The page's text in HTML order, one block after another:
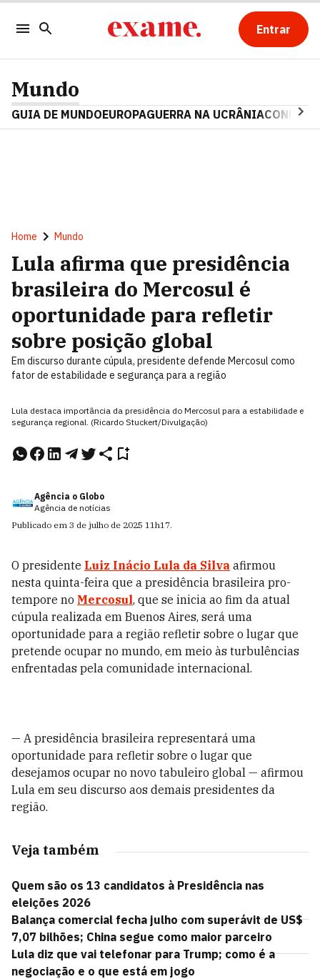
Entrar
Mundo
GUIA DE MUNDOEUROPAGUERRA NA UCRÂNIA
Home Mundo
Lula afirma que presidência
brasileira do Mercosul é
oportunidade para refletir
sobre posição global
Em discurso durante cúpula, presidente defende Mercosul como
fator de estabilidade e segurança para a região
Lula destaca importância da presidência do Mercosul para a estabilidade e
segurança regional. (Ricardo Stuckert/Divulgação)
Agência o Globo
Agência de notícias
Publicado em 3 de julho de 2025 11h17.
O presidente Luiz Inácio Lula da Silva afirmou
nesta quinta-feira que a presidência brasileira pro-
tempore no Mercosul, que se inicia ao fim da atual
cúpula realizada em Buenos Aires, será uma
oportunidade para a região refletir sobre o lugar que
pretende ocupar no mundo, em meio às turbulências
enfrentadas pela comunidade internacional.
— A presidência brasileira representará uma
oportunidade para refletir sobre o lugar que
desejamos ocupar no novo tabuleiro global — afirmou
Lula em seu discurso aos demais presidentes da
região.
Veja também
Quem são os 13 candidatos à Presidência nas
eleições 2026
Balança comercial fecha julho com superávit de US$
7,07 bilhões; China segue como maior parceiro
Lula diz que vai telefonar para Trump; como é a
negociação e o que está em jogo